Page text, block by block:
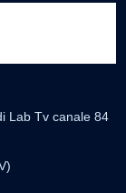
Lab Tv canale 84